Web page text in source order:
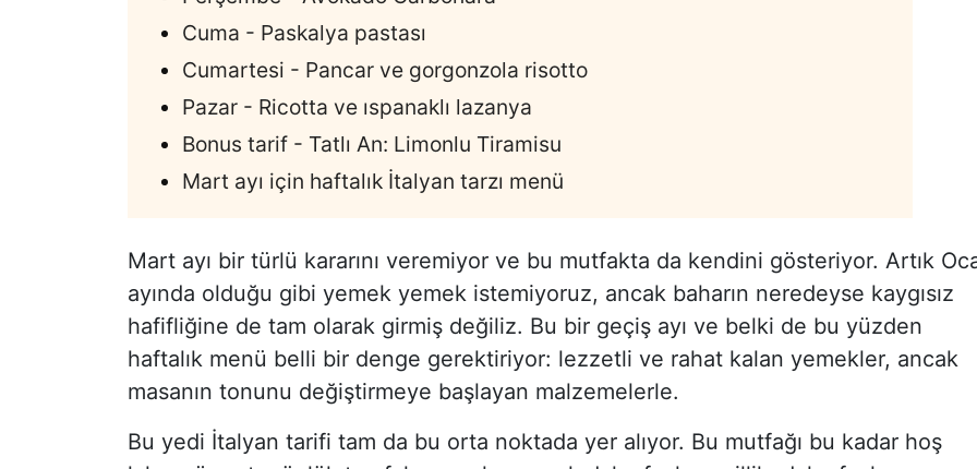
Cuma - Paskalya pastası
Cumartesi - Pancar ve gorgonzola risotto
Pazar - Ricotta ve ıspanaklı lazanya
Bonus tarif - Tatlı An: Limonlu Tiramisu
Mart ayı için haftalık İtalyan tarzı menü
Mart ayı bir türlü kararını veremiyor ve bu mutfakta da kendini gösteriyor. Artık
ayında olduğu gibi yemek yemek istemiyoruz, ancak baharın neredeyse kaygısız
hafifliğine de tam olarak girmiş değiliz. Bu bir geçiş ayı ve belki de bu yüzden
haftalık menü belli bir denge gerektiriyor: lezzetli ve rahat kalan yemekler, ancak
masanın tonunu değiştirmeye başlayan malzemelerle.
Bu yedi İtalyan tarifi tam da bu orta noktada yer alıyor. Bu mutfağı bu kadar hoş